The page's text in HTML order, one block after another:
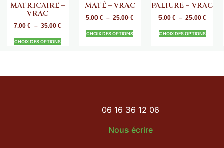
MATRICAIRE –
VRAC
7.00 € – 35.00 €
CHOIX DES OPTIONS
MATÉ – VRAC
5.00€ – 25.00€
CHOIX DES OPTIONS
PALIURE – VRAC
5.00 € – 25.00 €
CHOIX DES OPTIONS
06 16 36 12 06
Nous écrire